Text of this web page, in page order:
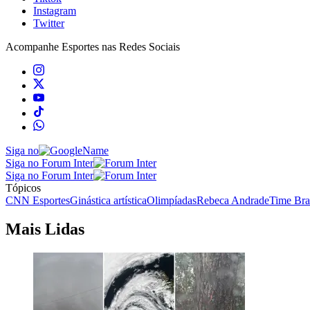
Instagram
Twitter
Acompanhe Esportes nas Redes Sociais
Siga no
Siga no Forum Inter
Siga no Forum Inter
Tópicos
CNN EsportesGinástica artísticaOlimpíadasRebeca AndradeTime
Mais Lidas